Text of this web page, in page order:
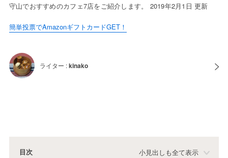
守山でおすすめのカフェ7店をご紹介します。 2019年2月1日 更新
簡単投票でAmazonギフトカードGET！
ライター :kinako
目次 小見出しも全て表示